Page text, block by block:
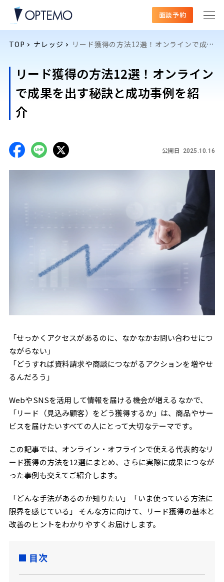
面談予約
TOP ナレッジ リード獲得の方法12選！オンラインで成果を出す秘訣と成功事例を紹介
リード獲得の方法12選！オンライン
で成果を出す秘訣と成功事例を紹
介
公開日 2025.10.16
「せっかくアクセスがあるのに、なかなかお問い合わせにつ
ながらない」
「どうすれば資料請求や商談につながるアクションを増やせ
るんだろう」
WebやSNSを活用して情報を届ける機会が増えるなかで、
「リード（見込み顧客）をどう獲得するか」は、商品やサー
ビスを届けたいすべての人にとって大切なテーマです。
この記事では、オンライン・オフラインで使える代表的なリ
ード獲得の方法を12選にまとめ、さらに実際に成果につなが
った事例も交えてご紹介します。
「どんな手法があるのか知りたい」「いま使っている方法に
限界を感じている」 そんな方に向けて、リード獲得の基本と
改善のヒントをわかりやすくお届けします。
目次